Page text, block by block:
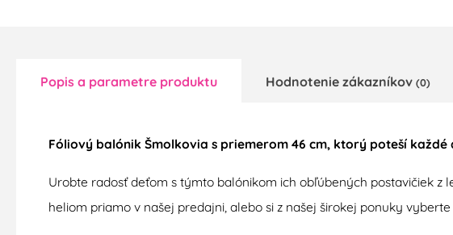
Popis a parametre produktu Hodnotenie zákazníkov (0)
Fóliový balónik Šmolkovia s priemerom 46 cm, ktorý poteší
Urobte radosť deťom s týmto balónikom ich obľúbených postavičiek z
heliom priamo v našej predajni, alebo si z našej širokej ponuky